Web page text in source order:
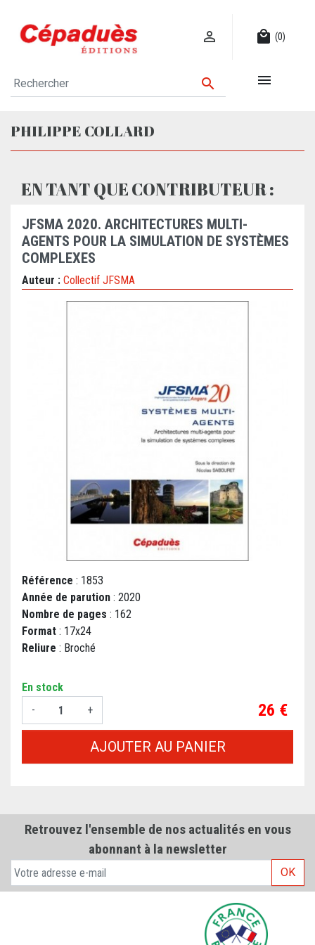
 local_mall (0)
 
PHILIPPE COLLARD
EN TANT QUE CONTRIBUTEUR :
JFSMA 2020. ARCHITECTURES MULTI-
AGENTS POUR LA SIMULATION DE SYSTÈMES
COMPLEXES
Auteur : Collectif JFSMA
Référence : 1853
Année de parution : 2020
Nombre de pages : 162
Format : 17x24
Reliure : Broché
En stock
-
+ Prix
26 €
AJOUTER AU PANIER
Retrouvez l'ensemble de nos actualités en vous
abonnant à la newsletter
OK